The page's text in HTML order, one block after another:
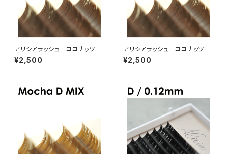
アリシアラッシュ ココナッツブ
ラウンDカールMIX
¥2,500
アリシアラッシュ ココナッツブ
ラウンJカールMIX
¥2,500